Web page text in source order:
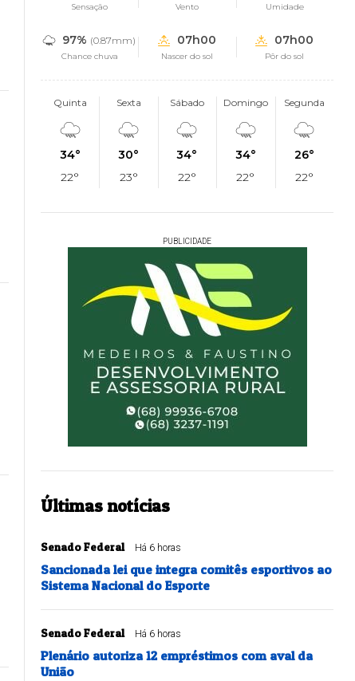
Sensação Vento Umidade
97% (0.87mm)
Chance chuva
07h00
Nascer do sol
07h00
Pôr do sol
Quinta
34°
22°
Sexta
30°
23°
Sábado
34°
22°
Domingo
34°
22°
Segunda
26°
22°
PUBLICIDADE
Últimas notícias
Senado Federal Há 6 horas
Sancionada lei que integra comitês esportivos ao
Sistema Nacional do Esporte
Senado Federal Há 6 horas
Plenário autoriza 12 empréstimos com aval da
União